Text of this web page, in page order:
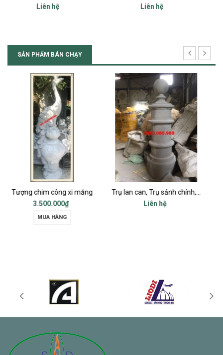
SẢN PHẨM BÁN CHẠY
Trụ lan can, Trụ sảnh chính, Trụ cột ban công, Trụ bậc tam cấp
Liên hệ